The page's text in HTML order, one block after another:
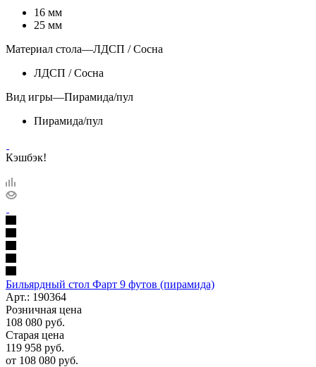
16 мм
25 мм
Материал стола—ЛДСП / Сосна
ЛДСП / Сосна
Вид игры—Пирамида/пул
Пирамида/пул
Кэшбэк!
Бильярдный стол Фарт 9 футов (пирамида)
Арт.: 190364
Розничная цена
108 080 руб.
Старая цена
119 958 руб.
от 108 080 руб.